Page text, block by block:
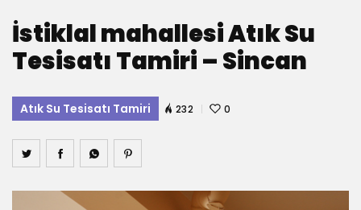
İstiklal mahallesi Atık Su
Tesisatı Tamiri – Sincan
Atık Su Tesisatı Tamiri 232 0